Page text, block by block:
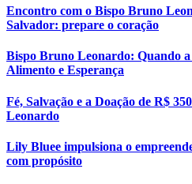
Encontro com o Bispo Bruno
Salvador: prepare o coração
Bispo Bruno Leonardo: Quando
Alimento e Esperança
Fé, Salvação e a Doação de R$
Leonardo
Lily Bluee impulsiona o
com propósito